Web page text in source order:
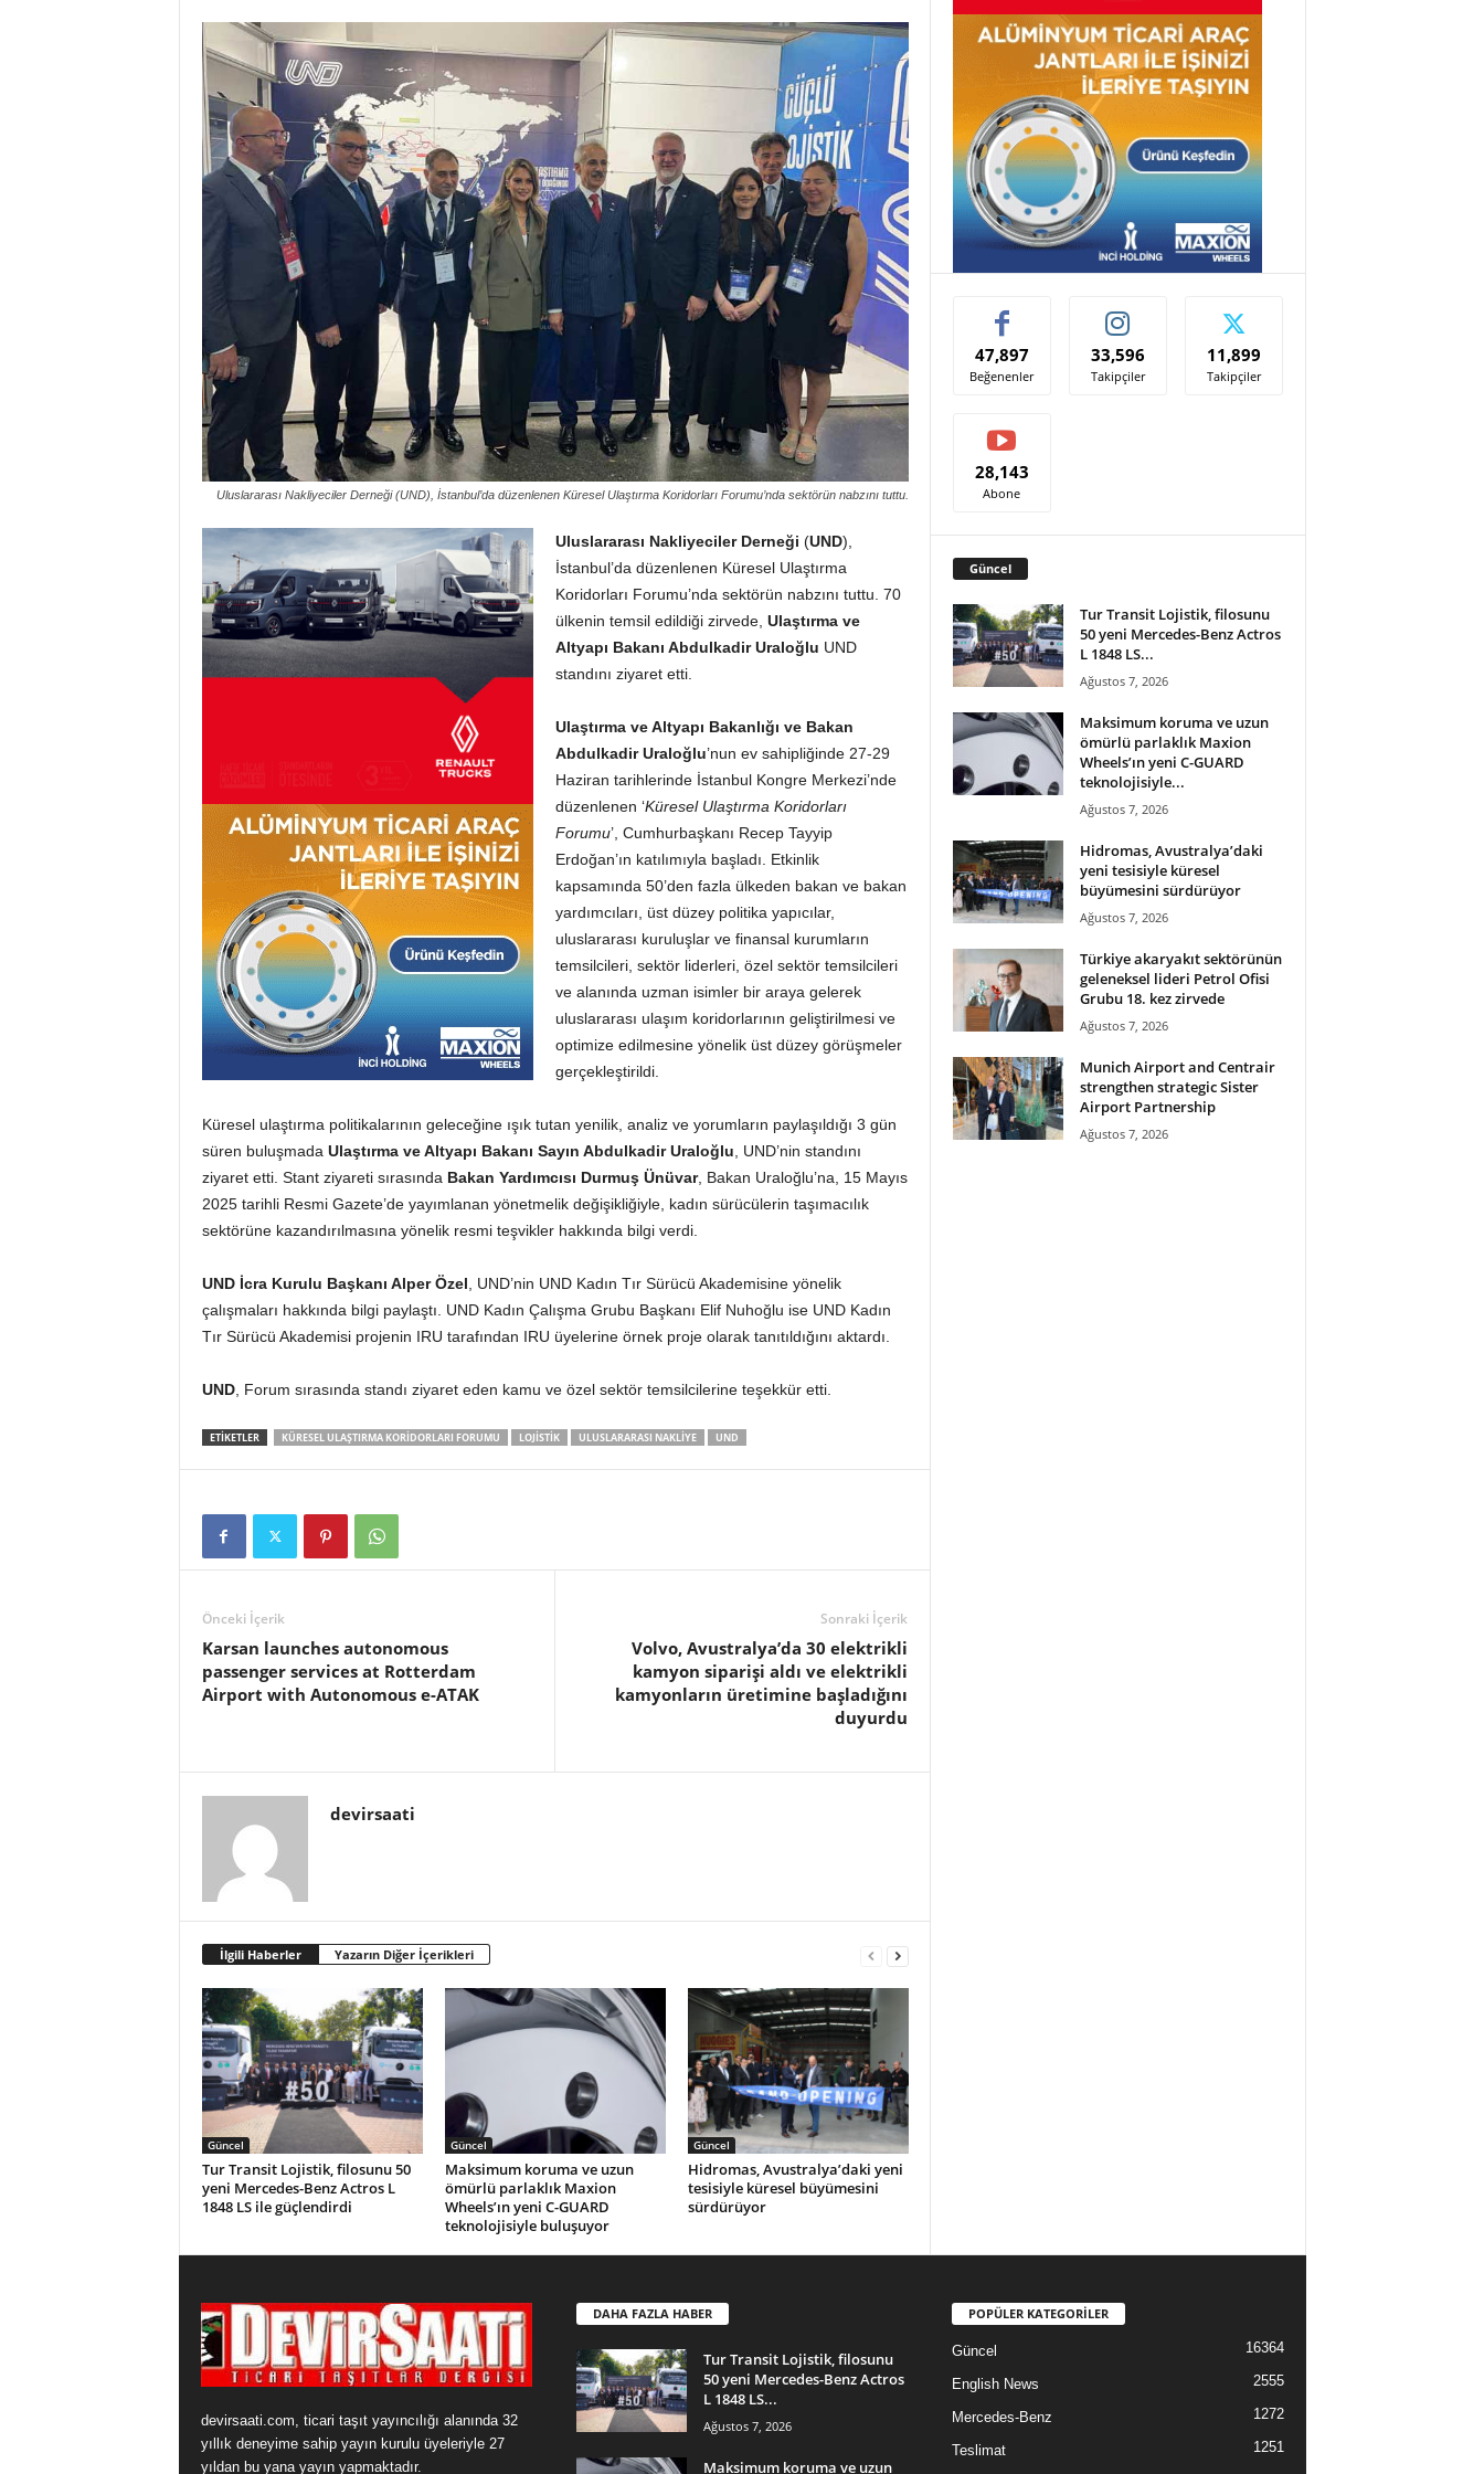
Uluslararası Nakliyeciler Derneği (UND), İstanbul’da düzenlenen Küresel Ulaştırma Koridorları Forumu’nda sektörün nabzını tuttu.
Uluslararası Nakliyeciler Derneği (UND),
İstanbul’da düzenlenen Küresel Ulaştırma
Koridorları Forumu’nda sektörün nabzını tuttu. 70
ülkenin temsil edildiği zirvede, Ulaştırma ve
Altyapı Bakanı Abdulkadir Uraloğlu UND
standını ziyaret etti.
Ulaştırma ve Altyapı Bakanlığı ve Bakan
Abdulkadir Uraloğlu’nun ev sahipliğinde 27-29
Haziran tarihlerinde İstanbul Kongre Merkezi’nde
düzenlenen ‘Küresel Ulaştırma Koridorları
Forumu’, Cumhurbaşkanı Recep Tayyip
Erdoğan’ın katılımıyla başladı. Etkinlik
kapsamında 50’den fazla ülkeden bakan ve bakan
yardımcıları, üst düzey politika yapıcılar,
uluslararası kuruluşlar ve finansal kurumların
temsilcileri, sektör liderleri, özel sektör temsilcileri
ve alanında uzman isimler bir araya gelerek
uluslararası ulaşım koridorlarının geliştirilmesi ve
optimize edilmesine yönelik üst düzey görüşmeler
gerçekleştirildi.
Küresel ulaştırma politikalarının geleceğine ışık tutan yenilik, analiz ve yorumların paylaşıldığı 3 gün
süren buluşmada Ulaştırma ve Altyapı Bakanı Sayın Abdulkadir Uraloğlu , UND’nin standını
ziyaret etti. Stant ziyareti sırasında Bakan Yardımcısı Durmuş Ünüvar, Bakan Uraloğlu’na, 15 Mayıs
2025 tarihli Resmi Gazete’de yayımlanan yönetmelik değişikliğiyle, kadın sürücülerin taşımacılık
sektörüne kazandırılmasına yönelik resmi teşvikler hakkında bilgi verdi.
UND İcra Kurulu Başkanı Alper Özel , UND’nin UND Kadın Tır Sürücü Akademisine yönelik
çalışmaları hakkında bilgi paylaştı. UND Kadın Çalışma Grubu Başkanı Elif Nuhoğlu ise UND Kadın
Tır Sürücü Akademisi projenin IRU tarafından IRU üyelerine örnek proje olarak tanıtıldığını aktardı.
UND, Forum sırasında standı ziyaret eden kamu ve özel sektör temsilcilerine teşekkür etti.
ETIKETLER KÜRESEL ULAŞTIRMA KORIDORLARI FORUMU LOJISTIK ULUSLARARASI NAKLIYE UND
Önceki İçerik
Karsan launches autonomous
passenger services at Rotterdam
Airport with Autonomous e-ATAK
Sonraki İçerik
Volvo, Avustralya’da 30 elektrikli
kamyon siparişi aldı ve elektrikli
kamyonların üretimine başladığını
duyurdu
devirsaati
İlgili Haberler Yazarın Diğer İçerikleri
Güncel
Tur Transit Lojistik, filosunu 50
yeni Mercedes-Benz Actros L
1848 LS ile güçlendirdi
Güncel
Maksimum koruma ve uzun
ömürlü parlaklık Maxion
Wheels’ın yeni C-GUARD
teknolojisiyle buluşuyor
Güncel
Hidromas, Avustralya’daki yeni
tesisiyle küresel büyümesini
sürdürüyor
47,897
Beğenenler
33,596
Takipçiler
11,899
Takipçiler
28,143
Abone
Güncel
Tur Transit Lojistik, filosunu
50 yeni Mercedes-Benz Actros
L 1848 LS...
Ağustos 7, 2026
Maksimum koruma ve uzun
ömürlü parlaklık Maxion
Wheels’ın yeni C-GUARD
teknolojisiyle...
Ağustos 7, 2026
Hidromas, Avustralya’daki
yeni tesisiyle küresel
büyümesini sürdürüyor
Ağustos 7, 2026
Türkiye akaryakıt sektörünün
geleneksel lideri Petrol Ofisi
Grubu 18. kez zirvede
Ağustos 7, 2026
Munich Airport and Centrair
strengthen strategic Sister
Airport Partnership
Ağustos 7, 2026
devirsaati.com, ticari taşıt yayıncılığı alanında 32
yıllık deneyime sahip yayın kurulu üyeleriyle 27
yıldan bu yana yayın yapmaktadır.
DAHA FAZLA HABER
Tur Transit Lojistik, filosunu
50 yeni Mercedes-Benz Actros
L 1848 LS...
Ağustos 7, 2026
Maksimum koruma ve uzun
POPÜLER KATEGORİLER
Güncel 16364
English News 2555
Mercedes-Benz 1272
Teslimat
1251